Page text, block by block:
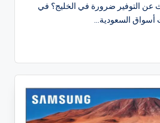
عن التوفير ضرورة في الخليج؟ في
أسواق السعودية…